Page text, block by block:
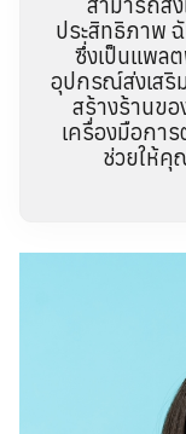
ประสิทธิภาพ
ซึ่งเป็นแพล
อุปกรณ์ส่งเสริ
สร้างร้านขอ
เครื่องมือกา
ช่วยให้